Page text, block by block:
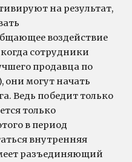
на результат,
воздействие
сотрудники
продавца по
они могут начать
Ведь победит только
только
в период
внутренняя
разъединяющий